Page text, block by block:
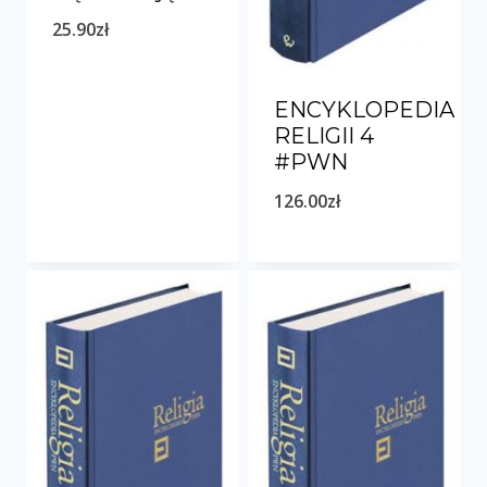
25.90zł
ENCYKLOPEDIA
RELIGII 4
#PWN
126.00zł